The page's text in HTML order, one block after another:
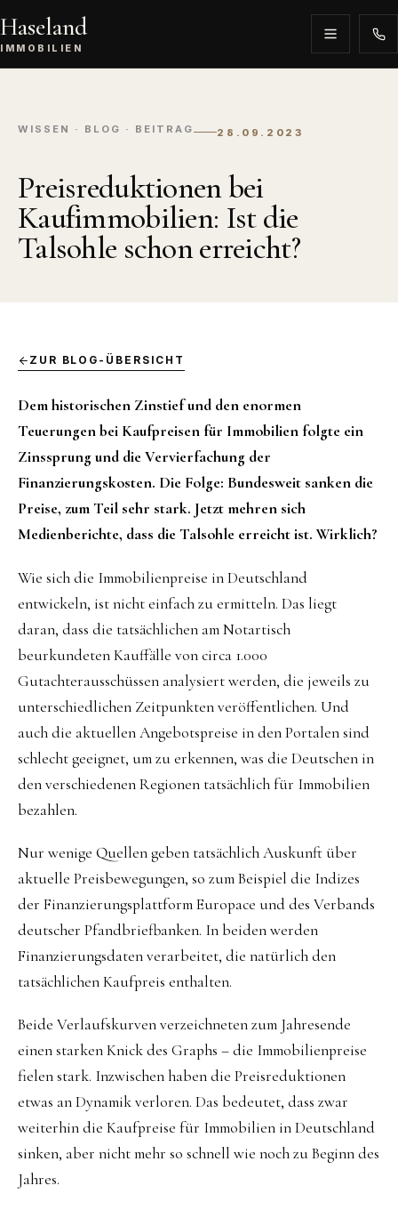
Haseland
IMMOBILIEN
WISSEN · BLOG · BEITRAG 28.09.2023
Preisreduktionen bei
Kaufimmobilien: Ist die
Talsohle schon erreicht?
ZUR BLOG-ÜBERSICHT
Dem historischen Zinstief und den enormen
Teuerungen bei Kaufpreisen für Immobilien folgte ein
Zinssprung und die Vervierfachung der
Finanzierungskosten. Die Folge: Bundesweit sanken die
Preise, zum Teil sehr stark. Jetzt mehren sich
Medienberichte, dass die Talsohle erreicht ist. Wirklich?
Wie sich die Immobilienpreise in Deutschland
entwickeln, ist nicht einfach zu ermitteln. Das liegt
daran, dass die tatsächlichen am Notartisch
beurkundeten Kauffälle von circa 1.000
Gutachterausschüssen analysiert werden, die jeweils zu
unterschiedlichen Zeitpunkten veröffentlichen. Und
auch die aktuellen Angebotspreise in den Portalen sind
schlecht geeignet, um zu erkennen, was die Deutschen in
den verschiedenen Regionen tatsächlich für Immobilien
bezahlen.
Nur wenige Quellen geben tatsächlich Auskunft über
aktuelle Preisbewegungen, so zum Beispiel die Indizes
der Finanzierungsplattform Europace und des Verbands
deutscher Pfandbriefbanken. In beiden werden
Finanzierungsdaten verarbeitet, die natürlich den
tatsächlichen Kaufpreis enthalten.
Beide Verlaufskurven verzeichneten zum Jahresende
einen starken Knick des Graphs – die Immobilienpreise
fielen stark. Inzwischen haben die Preisreduktionen
etwas an Dynamik verloren. Das bedeutet, dass zwar
weiterhin die Kaufpreise für Immobilien in Deutschland
sinken, aber nicht mehr so schnell wie noch zu Beginn des
Jahres.